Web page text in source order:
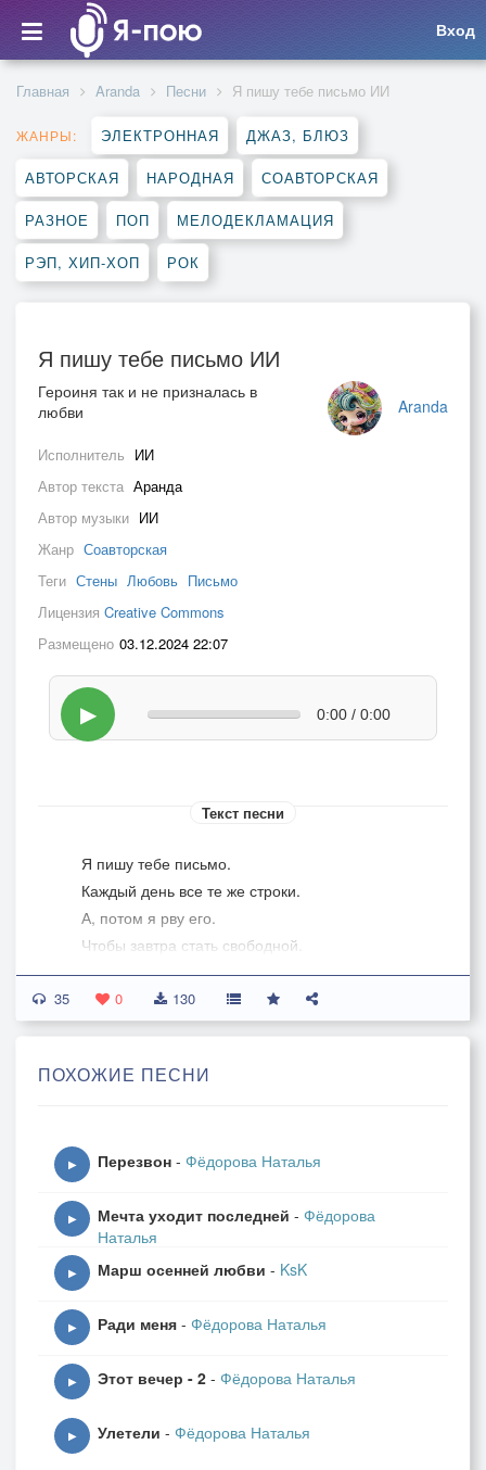
Вход
Главная Aranda Песни Я пишу тебе письмо ИИ
ЖАНРЫ: ЭЛЕКТРОННАЯ ДЖАЗ, БЛЮЗ
АВТОРСКАЯ НАРОДНАЯ СОАВТОРСКАЯ
РАЗНОЕ ПОП МЕЛОДЕКЛАМАЦИЯ
РЭП, ХИП-ХОП РОК
Я пишу тебе письмо ИИ
Aranda
Героиня так и не призналась в
любви
Исполнитель ИИ
Автор текста Аранда
Автор музыки ИИ
Жанр Соавторская
Теги Стены Любовь Письмо
Лицензия Creative Commons
Размещено 03.12.2024 22:07
▶ 0:00 / 0:00
Текст песни
Я пишу тебе письмо.
Каждый день все те же строки.
А, потом я рву его.
Чтобы завтра стать свободной.
Но, на следующее утро
Я опять теряю силы.
"Ты, прости меня, любимый".
Не отправленые слезы.
Рву письмо мое от злости.
И кричу в пустые стены:
Подарите мне надежду.
Слов нелепых и зыбучих.
35 0 130
ПОХОЖИЕ ПЕСНИ
▶ Перезвон - Фёдорова Наталья
▶ Мечта уходит последней - Фёдорова
Наталья
▶ Марш осенней любви - KsK
▶ Ради меня - Фёдорова Наталья
▶ Этот вечер - 2 - Фёдорова Наталья
▶ Улетели - Фёдорова Наталья